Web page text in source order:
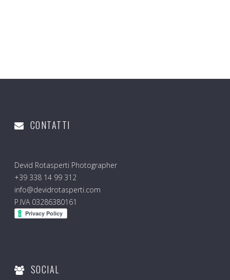
CONTATTI
Devid Rotasperti Photographer
+39 338 14 99 312
info@devidrotasperti.com
P.IVA 03286380161
SOCIAL